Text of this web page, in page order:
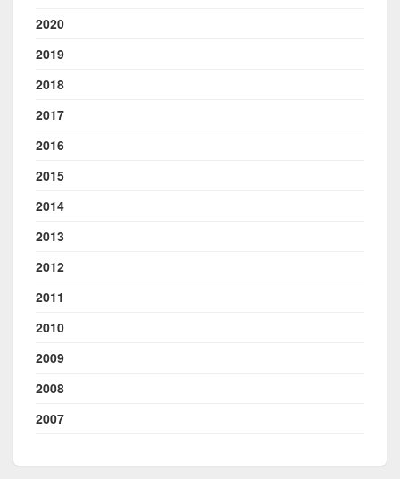
2020
2019
2018
2017
2016
2015
2014
2013
2012
2011
2010
2009
2008
2007